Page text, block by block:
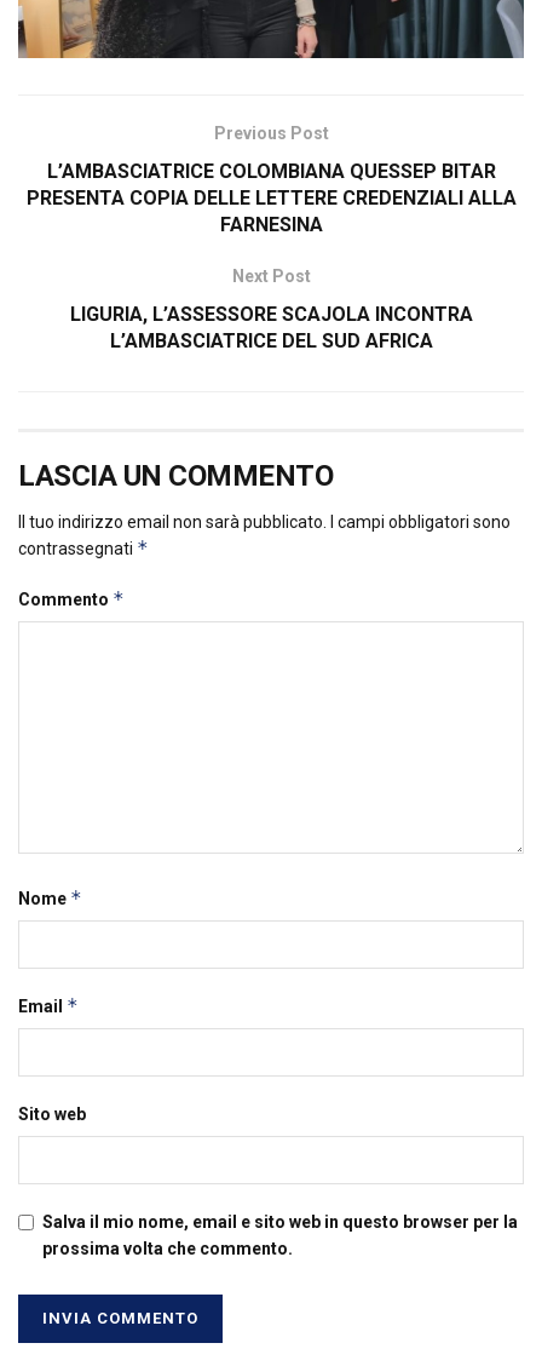
Previous Post
L’AMBASCIATRICE COLOMBIANA QUESSEP BITAR
PRESENTA COPIA DELLE LETTERE CREDENZIALI ALLA
FARNESINA
Next Post
LIGURIA, L’ASSESSORE SCAJOLA INCONTRA
L’AMBASCIATRICE DEL SUD AFRICA
LASCIA UN COMMENTO
Il tuo indirizzo email non sarà pubblicato.
I campi obbligatori sono
contrassegnati *
Commento *
Nome *
Email *
Sito web
Salva il mio nome, email e sito web in questo browser per la
prossima volta che commento.